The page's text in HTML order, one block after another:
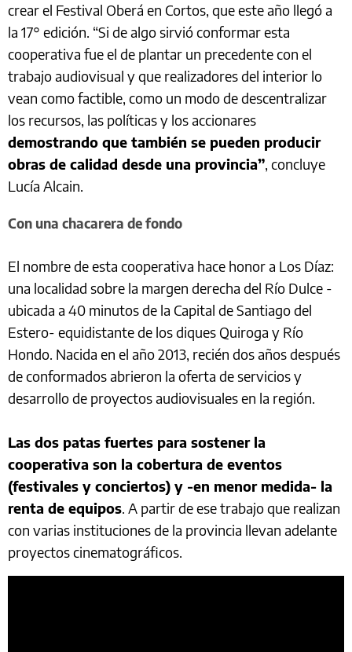
crear el Festival Oberá en Cortos, que este año llegó a
la 17° edición. “Si de algo sirvió conformar esta
cooperativa fue el de plantar un precedente con el
trabajo audiovisual y que realizadores del interior lo
vean como factible, como un modo de descentralizar
los recursos, las políticas y los accionares
demostrando que también se pueden producir
obras de calidad desde una provincia”, concluye
Lucía Alcain.
Con una chacarera de fondo
El nombre de esta cooperativa hace honor a Los Díaz:
una localidad sobre la margen derecha del Río Dulce -
ubicada a 40 minutos de la Capital de Santiago del
Estero- equidistante de los diques Quiroga y Río
Hondo. Nacida en el año 2013, recién dos años después
de conformados abrieron la oferta de servicios y
desarrollo de proyectos audiovisuales en la región.
Las dos patas fuertes para sostener la
cooperativa son la cobertura de eventos
(festivales y conciertos) y -en menor medida- la
renta de equipos. A partir de ese trabajo que realizan
con varias instituciones de la provincia llevan adelante
proyectos cinematográficos.